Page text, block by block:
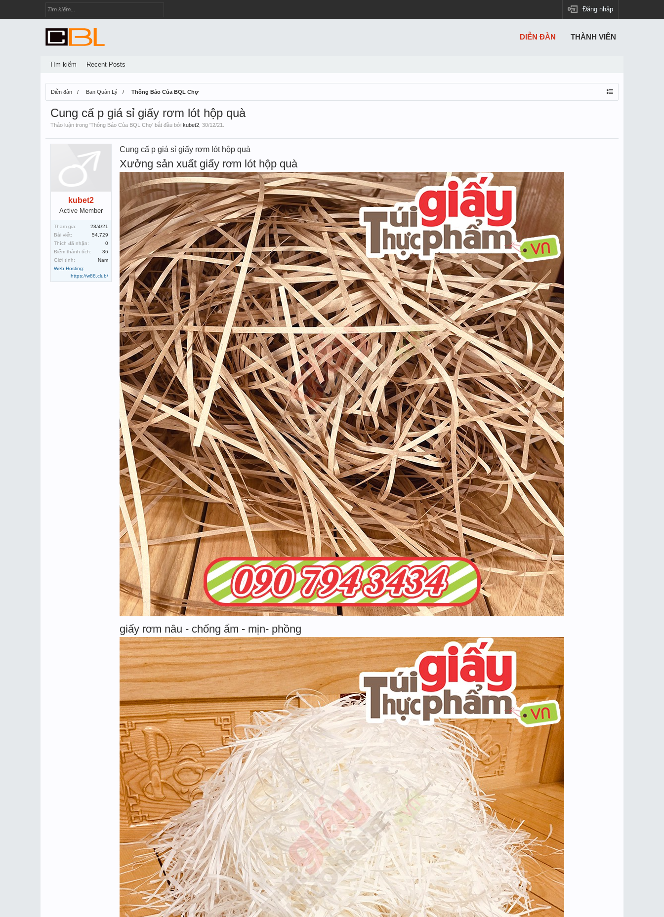
Đăng nhập
Diễn đàn Ban Quản Lý Thông Báo Của BQL Chợ
Cung cấ p giá sỉ giấy rơm lót hộp quà
Thảo luận trong 'Thông Báo Của BQL Chợ' bắt đầu bởi kubet2 30/12/21
kubet2
Active Member
Tham gia:
28/4/21
Bài viết:
54,729
Thích đã nhận:
0
Điểm thành tích:
36
Giới tính:
Nam
Web Hosting:
https://w88.club/
Cung cấ p giá sỉ giấy rơm lót hộp quà
Xưởng sản xuất giấy rơm lót hộp quà
giấy rơm nâu - chống ẩm - mịn- phồng
DIỄN ĐÀN
Tìm kiếm Recent Posts
THÀNH VIÊN